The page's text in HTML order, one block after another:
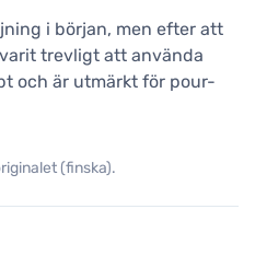
i början, men efter att
trevligt att använda
och är utmärkt för pour-
(finska).